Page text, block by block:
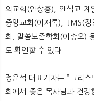
의교회(안상홍), 안식교
중앙교회(이재록), JMS(
회, 말씀보존학회(이송오)
도 확인할 수 있다.
정윤석 대표기자는 ”그리
회에서 좋은 목사님과 건강